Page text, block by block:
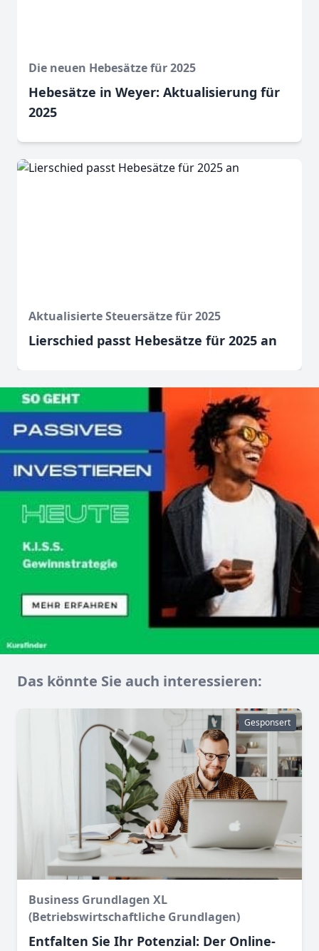
Die neuen Hebesätze für 2025
Hebesätze in Weyer: Aktualisierung für
2025
Aktualisierte Steuersätze für 2025
Lierschied passt Hebesätze für 2025 an
Das könnte Sie auch interessieren:
Gesponsert
Business Grundlagen XL
(Betriebswirtschaftliche Grundlagen)
Entfalten Sie Ihr Potenzial: Der Online-